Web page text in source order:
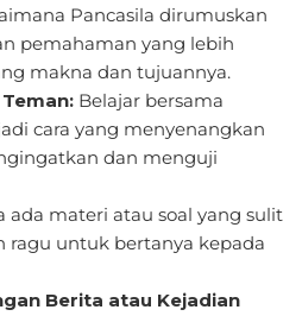
Pancasila dirumuskan
pemahaman yang lebih
makna dan tujuannya.
Belajar bersama
cara yang menyenangkan
dan menguji
ada materi atau soal yang sulit
ragu untuk bertanya kepada
Berita atau Kejadian